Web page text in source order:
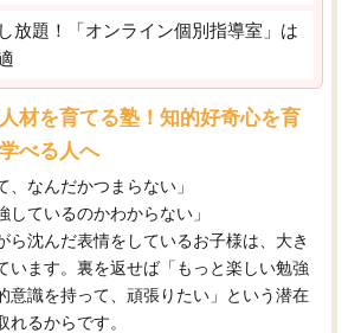
放題！「オンライン個別指導室」は
材を育てる塾！知的好奇心を育
べる人へ
、なんだかつまらない」
しているのかわからない」
ら沈んだ表情をしているお子様は、大き
います。裏を返せば「もっと楽しい勉強
意識を持って、頑張りたい」という潜在
れるからです。